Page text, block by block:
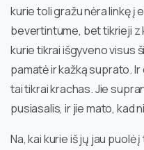
kurie toli gražu nėra linkę į
bevertintume, bet tikrieji
kurie tikrai išgyveno visus
pamatė ir kažką suprato.
tai tikrai krachas. Jie
pusiasalis, ir jie mato, kad
Na, kai kurie iš jų jau